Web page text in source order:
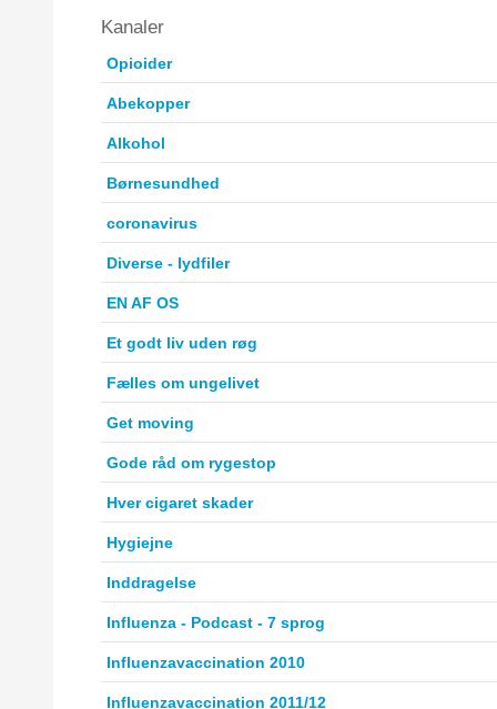
Kanaler
Opioider
Abekopper
Alkohol
Børnesundhed
coronavirus
Diverse - lydfiler
EN AF OS
Et godt liv uden røg
Fælles om ungelivet
Get moving
Gode råd om rygestop
Hver cigaret skader
Hygiejne
Inddragelse
Influenza - Podcast - 7 sprog
Influenzavaccination 2010
Influenzavaccination 2011/12